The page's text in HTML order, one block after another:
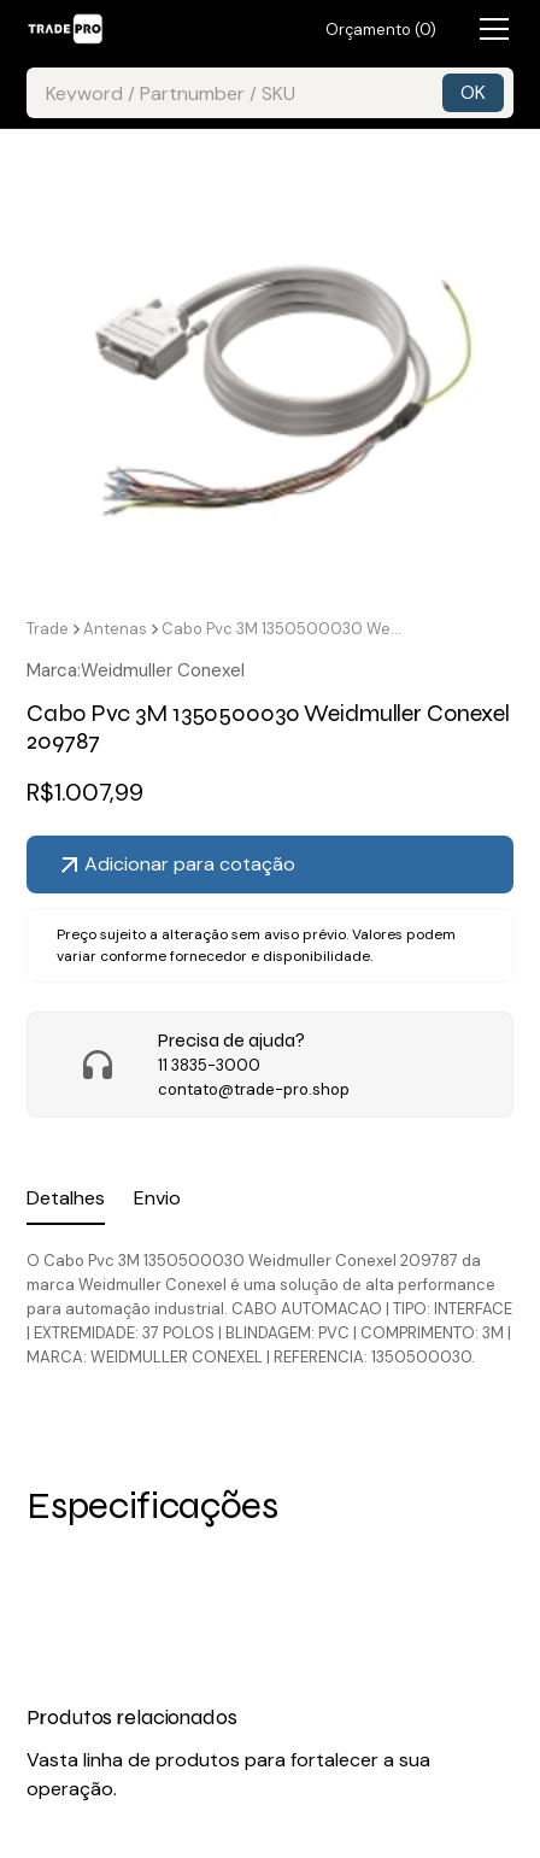
Orçamento (0)
Detalhes Envio
O Cabo Pvc 3M 1350500030 Weidmuller Conexel 209787 da
marca Weidmuller Conexel é uma solução de alta performance
para automação industrial. CABO AUTOMACAO | TIPO: INTERFACE
| EXTREMIDADE: 37 POLOS | BLINDAGEM: PVC | COMPRIMENTO: 3M |
MARCA: WEIDMULLER CONEXEL | REFERENCIA: 1350500030.
Trade Antenas Cabo Pvc 3M 1350500030 Weidmuller Conexel 209787
Marca:Weidmuller Conexel
Cabo Pvc 3M 1350500030 Weidmuller Conexel
209787
R$1.007,99
Adicionar para cotação
Preço sujeito a alteração sem aviso prévio. Valores podem
variar conforme fornecedor e disponibilidade.
Precisa de ajuda?
11 3835-3000
contato@trade-pro.shop
Especificações
Produtos relacionados
Vasta linha de produtos para fortalecer a sua
operação.